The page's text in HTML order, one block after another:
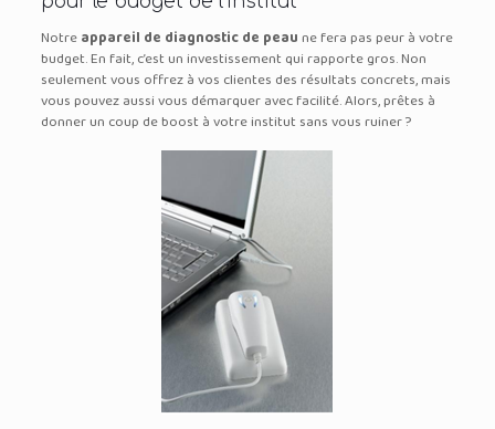
Notreappareil de diagnostic de peaune fera pas peur à votre
budget. En fait, c’est un investissement qui rapporte gros. Non
seulement vous offrez à vos clientes des résultats concrets, mais
vous pouvez aussi vous démarquer avec facilité. Alors, prêtes à
donner un coup de boost à votre institut sans vous ruiner ?